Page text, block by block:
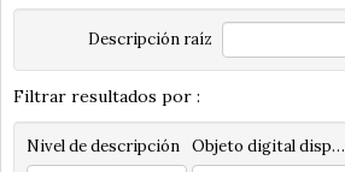
Descripción raíz
Filtrar resultados por :
Nivel de descripción Objeto digital disponibles